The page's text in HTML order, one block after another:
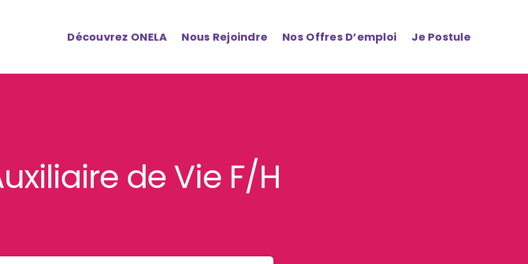
Découvrez ONELA Nous Rejoindre Nos Offres D’emploi Je Postule
de Vie F/H